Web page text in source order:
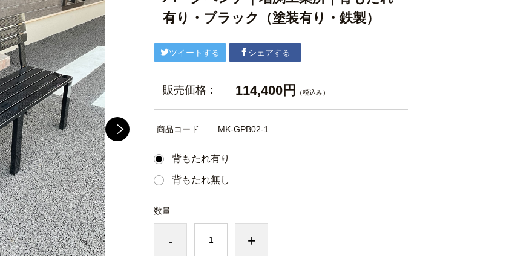
有り・ブラック（塗装有り・鉄製）
ツイートする シェアする
販売価格： 114,400円 （税込み）
商品コード MK-GPB02-1
背もたれ有り
背もたれ無し
数量
- +